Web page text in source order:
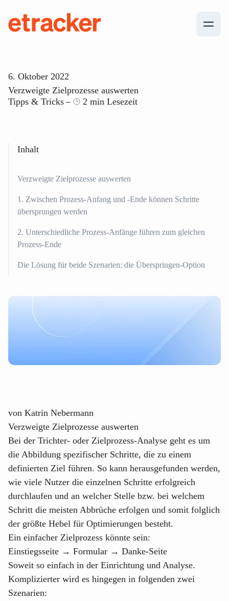
6. Oktober 2022
Verzweigte Zielprozesse auswerten
Tipps & Tricks
2 min Lesezeit
Inhalt
Verzweigte Zielprozesse auswerten
1. Zwischen Prozess-Anfang und -Ende können Schritte
übersprungen werden
2. Unterschiedliche Prozess-Anfänge führen zum gleichen
Prozess-Ende
Die Lösung für beide Szenarien: die Überspringen-Option
von Katrin Nebermann
Verzweigte Zielprozesse auswerten
Bei der Trichter- oder Zielprozess-Analyse geht es um
die Abbildung spezifischer Schritte, die zu einem
definierten Ziel führen. So kann herausgefunden werden,
wie viele Nutzer die einzelnen Schritte erfolgreich
durchlaufen und an welcher Stelle bzw. bei welchem
Schritt die meisten Abbrüche erfolgen und somit folglich
der größte Hebel für Optimierungen besteht.
Ein einfacher Zielprozess könnte sein:
Einstiegsseite → Formular → Danke-Seite
Soweit so einfach in der Einrichtung und Analyse.
Komplizierter wird es hingegen in folgenden zwei
Szenarien: